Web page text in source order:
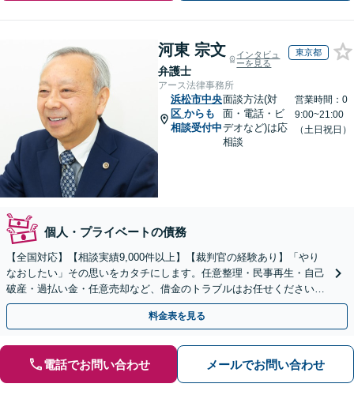
河東 宗文
弁護士
インタビュ
ーを見る
東京都
アース法律事務所
浜松市中央
区 からも
相談受付中
面談方法(対
面・電話・ビ
デオなど)は応
相談
営業時間：0
9:00~21:00
（土日祝日）
個人・プライベートの債務
【全国対応】【相談実績9,000件以上】【裁判官の経験あり】「やり
なおしたい」その思いをカタチにします。任意整理・民事再生・自己
破産・過払い金・任意売却など、借金のトラブルはお任せください。
【初回相談無料】【全国対応可能】
料金表を見る
電話でお問い合わせ メールでお問い合わせ